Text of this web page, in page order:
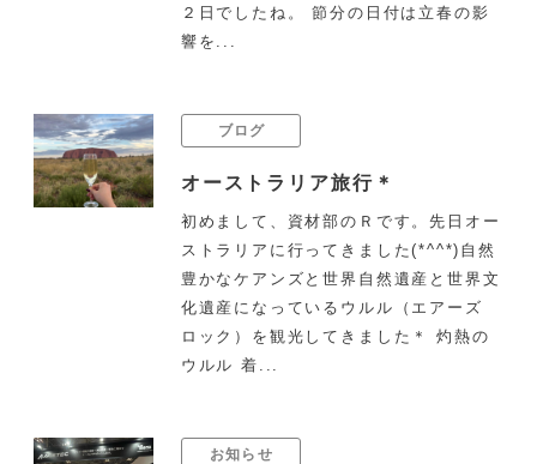
２日でしたね。 節分の日付は立春の影
響を...
ブログ
オーストラリア旅行＊
初めまして、資材部のＲです。先日オー
ストラリアに行ってきました(*^^*)自然
豊かなケアンズと世界自然遺産と世界文
化遺産になっているウルル（エアーズ
ロック）を観光してきました＊ 灼熱の
ウルル 着...
お知らせ